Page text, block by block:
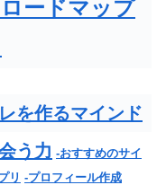
ードマップ
を作るマインド
う力 -おすすめのサイ
リ -プロフィール作成